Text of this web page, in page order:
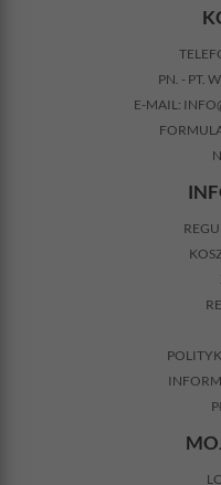
PN. - PT.
E-MAIL: